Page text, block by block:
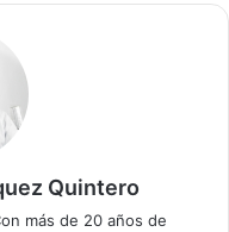
Quintero
más de 20 años de